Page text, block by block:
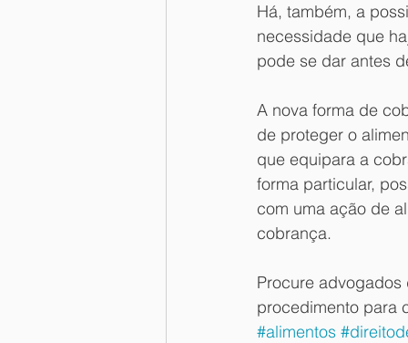
Há, também, a
necessidade que
pode se dar antes
A nova forma de
de proteger o
que equipara a
forma particular,
com uma ação de
cobrança.
Procure
procedimento para
#alimentos